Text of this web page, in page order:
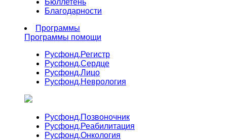
Бюллетень
Благодарности
Программы
Программы помощи
Русфонд.Регистр
Русфонд.Сердце
Русфонд.Лицо
Русфонд.Неврология
Русфонд.Позвоночник
Русфонд.Реабилитация
Русфонд.Онкология